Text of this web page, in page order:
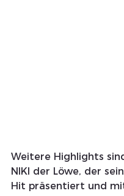
Weitere Highlights
NIKI der Löwe, der
Hit präsentiert und